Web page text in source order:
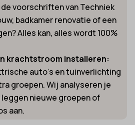
voorschriften van Techniek
badkamer renovatie of een
Alles kan, alles wordt 100%
krachtstroom installeren:
auto’s en tuinverlichting
groepen. Wij analyseren je
nieuwe groepen of
aan.